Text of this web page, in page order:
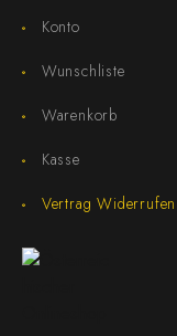
Konto
Wunschliste
Warenkorb
Kasse
Vertrag Widerrufen